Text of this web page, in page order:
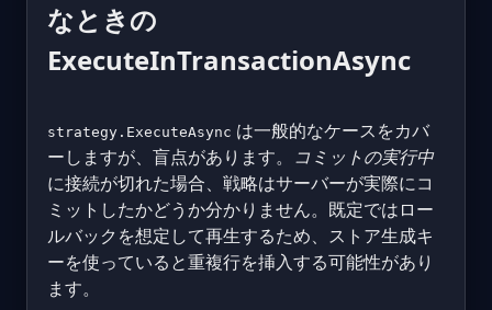
なときの
ExecuteInTransactionAsync
strategy.ExecuteAsync は一般的なケースをカバ
ーしますが、盲点があります。 コミットの実行中
に接続が切れた場合、戦略はサーバーが実際にコ
ミットしたかどうか分かりません。既定ではロー
ルバックを想定して再生するため、ストア生成キ
ーを使っていると重複行を挿入する可能性があり
ます。